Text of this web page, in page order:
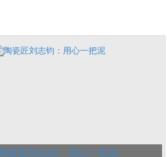
陶瓷匠刘志钧：用心一把泥